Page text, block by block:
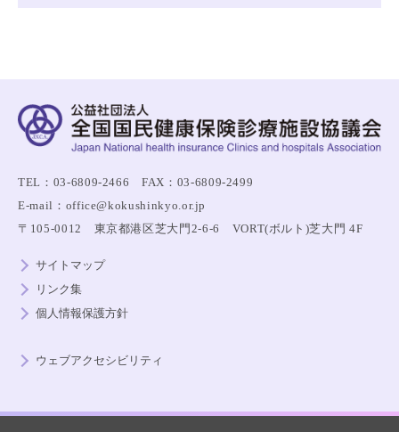
TEL：03-6809-2466 FAX：03-6809-2499
E-mail：office@kokushinkyo.or.jp
〒105-0012 東京都港区芝大門2-6-6 VORT(ボルト)芝大門 4F
サイトマップ
リンク集
個人情報保護方針
ウェブアクセシビリティ